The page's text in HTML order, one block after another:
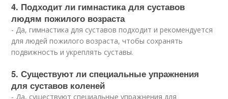
4. Подходит ли гимнастика для суставов
людям пожилого возраста
- Да, гимнастика для суставов подходит и рекомендуется
для людей пожилого возраста, чтобы сохранять
подвижность и укреплять суставы.
5. Существуют ли специальные упражнения
для суставов коленей
- Да, существуют специальные упражнения для